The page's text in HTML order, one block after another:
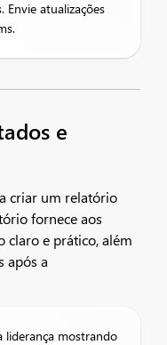
Envie atualizações
e
criar um relatório
fornece aos
claro e prático, além
após a
liderança mostrando